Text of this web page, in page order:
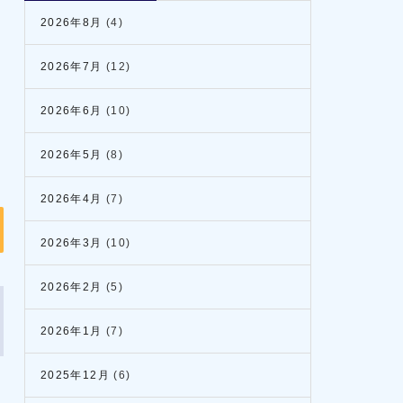
2026年8月 (4)
2026年7月 (12)
2026年6月 (10)
2026年5月 (8)
2026年4月 (7)
2026年3月 (10)
2026年2月 (5)
2026年1月 (7)
2025年12月 (6)